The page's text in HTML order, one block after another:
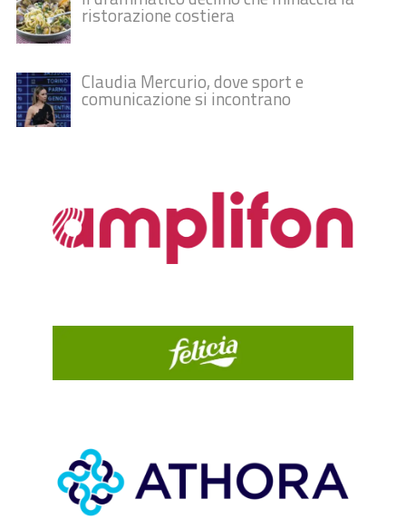
ristorazione costiera
Claudia Mercurio, dove sport e
comunicazione si incontrano